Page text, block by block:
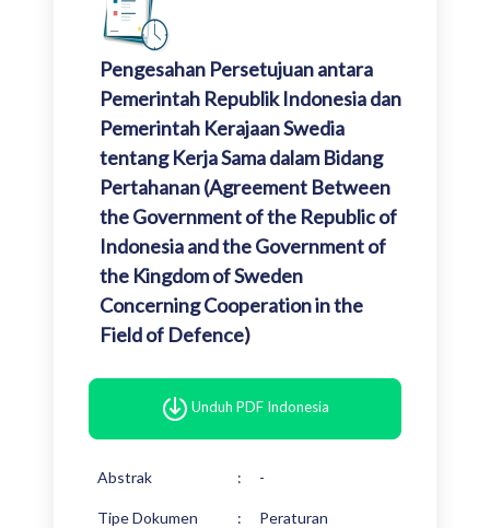
Pengesahan Persetujuan antara
Pemerintah Republik Indonesia dan
Pemerintah Kerajaan Swedia
tentang Kerja Sama dalam Bidang
Pertahanan (Agreement Between
the Government of the Republic of
Indonesia and the Government of
the Kingdom of Sweden
Concerning Cooperation in the
Field of Defence)
Unduh PDF Indonesia
Abstrak : -
Tipe Dokumen : Peraturan